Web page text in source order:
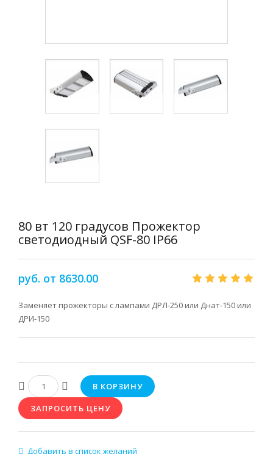
80 вт 120 градусов Прожектор
светодиодный QSF-80 IP66
руб. от 8630.00
Заменяет прожекторы с лампами ДРЛ-250 или Днат-150 или
ДРИ-150